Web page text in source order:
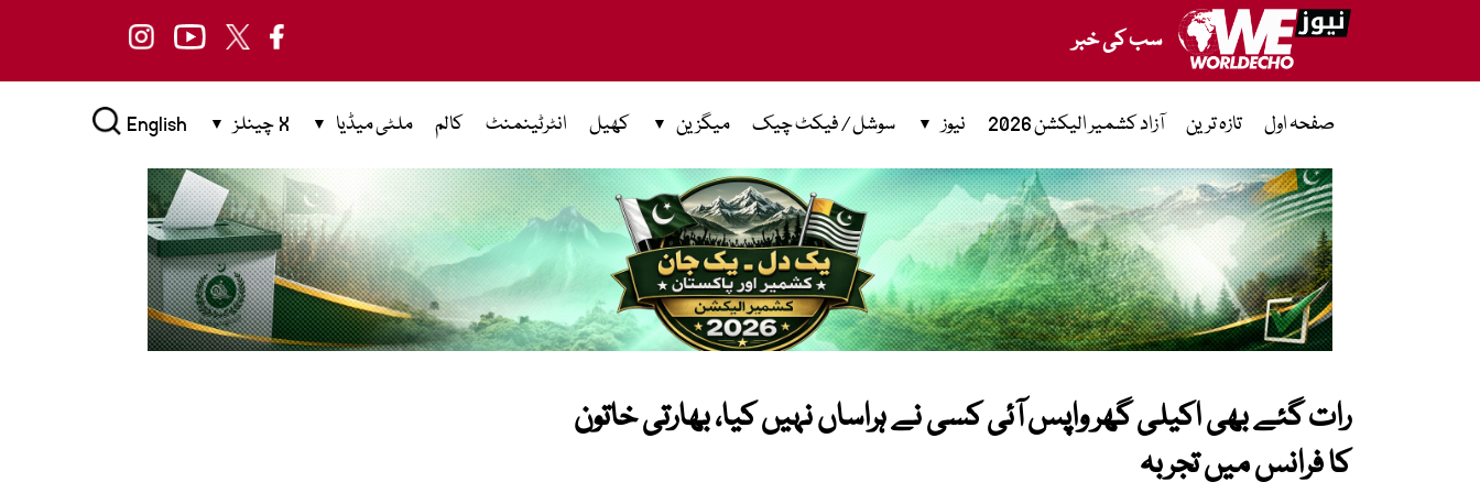
سب کی خبر
صفحہ اول تازہ ترین آزاد کشمیر الیکشن 2026 نیوز سوشل / فیکٹ چیک میگزین کھیل انٹرٹینمنٹ کالم ملٹی میڈیا X چینلز English
رات گئے بھی اکیلی گھر واپس آئی کسی نے ہراساں نہیں کیا، بھارتی خاتون
کا فرانس میں تجربہ